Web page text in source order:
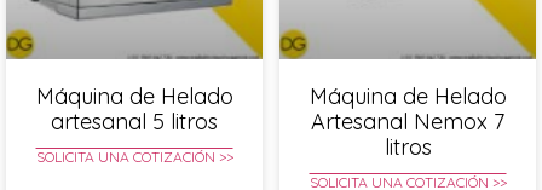
Máquina de Helado
artesanal 5 litros
SOLICITA UNA COTIZACIÓN >>
Máquina de Helado
Artesanal Nemox 7
litros
SOLICITA UNA COTIZACIÓN >>